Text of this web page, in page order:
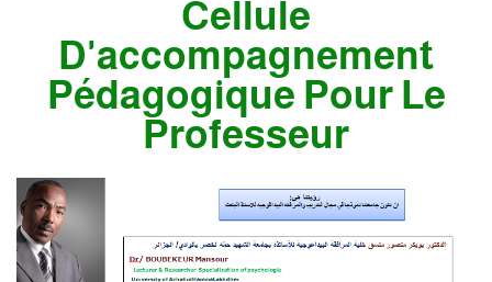
Cellule
D'accompagnement
Pédagogique Pour Le
Professeur